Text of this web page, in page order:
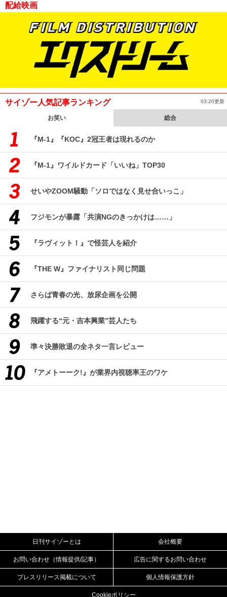
配給映画
サイゾー人気記事ランキング 03:20更新
お笑い 総合
『M-1』『KOC』2冠王者は現れるのか
『M-1』ワイルドカード「いいね」TOP30
せいやZOOM騒動「ソロではなく見せ合いっこ」
フジモンが暴露「共演NGのきっかけは……」
『ラヴィット！』で怪芸人を紹介
『THE W』ファイナリスト同じ問題
さらば青春の光、放尿企画を公開
飛躍する“元・吉本興業”芸人たち
準々決勝敗退の全ネタ一言レビュー
『アメトーーク!』が業界内視聴率王のワケ
日刊サイゾーとは 会社概要
お問い合わせ（情報提供/記事） 広告に関するお問い合わせ
プレスリリース掲載について 個人情報保護方針
Cookieポリシー